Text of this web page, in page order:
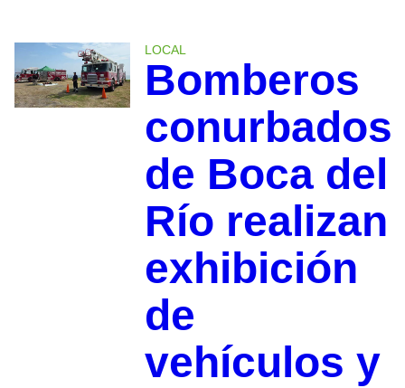
LOCAL
Bomberos
conurbados
de Boca del
Río realizan
exhibición
de
vehículos y